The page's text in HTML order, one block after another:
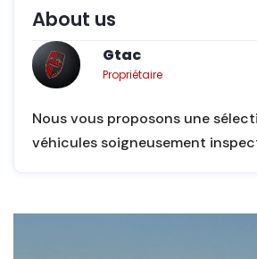
About us
Gtac
Propriétaire
Nous vous proposons une
véhicules soigneusement